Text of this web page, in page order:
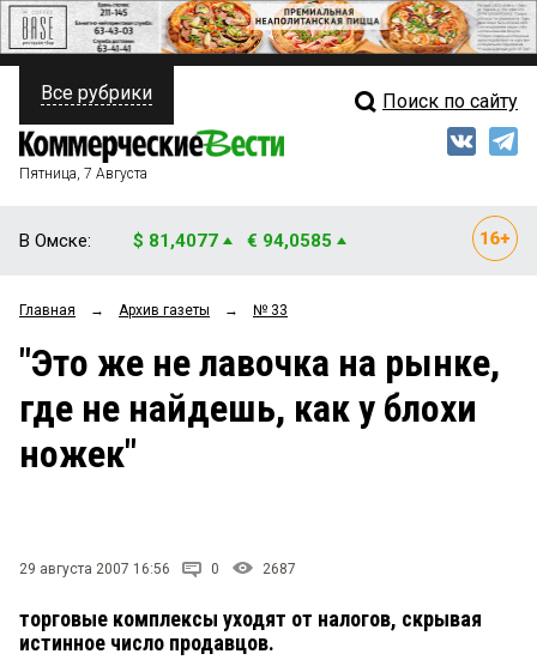
ПОЛИТИКА
ФИНАНСЫ
ОБЩЕСТВО
ЗАКОН
НОВОСТИ КОМПАНИЙ
Свежий выпуск
Рейтинги
Блоги
Все рубрики Поиск по сайту
Пятница, 7 Августа
В Омске: $ 81,4077 € 94,0585
Главная → Архив газеты → № 33
"Это же не лавочка на рынке,
где не найдешь, как у блохи
ножек"
29 августа 2007 16:56 0 2687
торговые комплексы уходят от налогов, скрывая
истинное число продавцов.